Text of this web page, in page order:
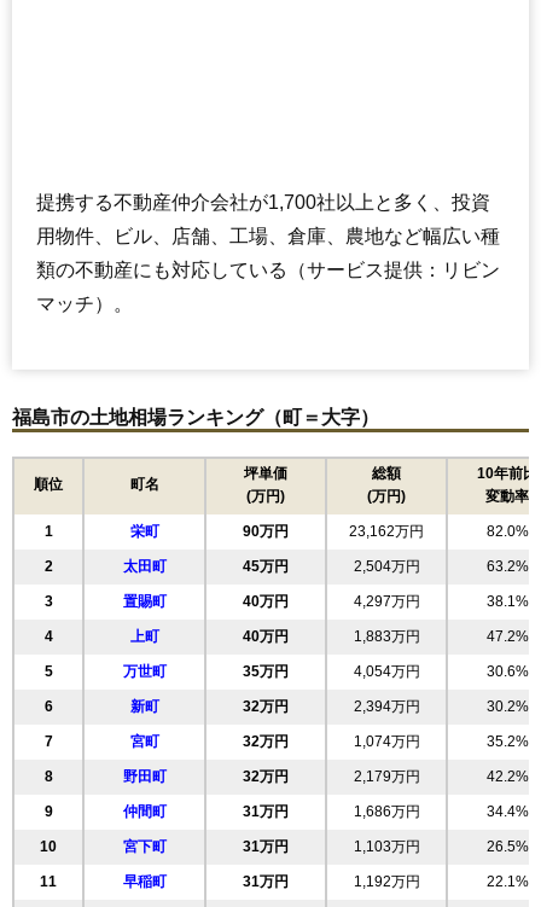
提携する不動産仲介会社が1,700社以上と多く、投資
用物件、ビル、店舗、工場、倉庫、農地など幅広い種
類の不動産にも対応している（サービス提供：リビン
マッチ）。
福島市の土地相場ランキング（町＝大字）
順位 町名
坪単価
(万円)
総額
(万円)
10年前比
変動率
1 栄町 90万円 23,162万円 82.0%
2 太田町 45万円 2,504万円 63.2%
3 置賜町 40万円 4,297万円 38.1%
4 上町 40万円 1,883万円 47.2%
5 万世町 35万円 4,054万円 30.6%
6 新町 32万円 2,394万円 30.2%
7 宮町 32万円 1,074万円 35.2%
8 野田町 32万円 2,179万円 42.2%
9 仲間町 31万円 1,686万円 34.4%
10 宮下町 31万円 1,103万円 26.5%
11 早稲町 31万円 1,192万円 22.1%